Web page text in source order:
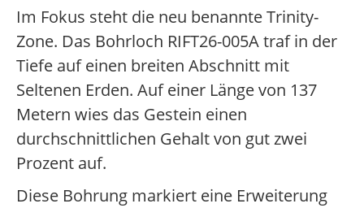
Im Fokus steht die neu benannte Trinity-
Zone. Das Bohrloch RIFT26-005A traf in der
Tiefe auf einen breiten Abschnitt mit
Seltenen Erden. Auf einer Länge von 137
Metern wies das Gestein einen
durchschnittlichen Gehalt von gut zwei
Prozent auf.
Diese Bohrung markiert eine Erweiterung